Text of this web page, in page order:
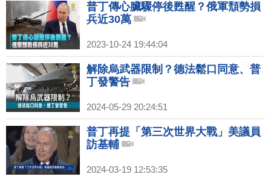
普丁傳心臟驟停後甦醒？俄軍頹勢損
兵近30萬
2023-10-24 19:44:04
解除烏武器限制？德法鬆口同意、普
丁發警告
2024-05-29 20:24:51
普丁再提「第三次世界大戰」美議員
訪基輔
2024-03-19 12:53:35